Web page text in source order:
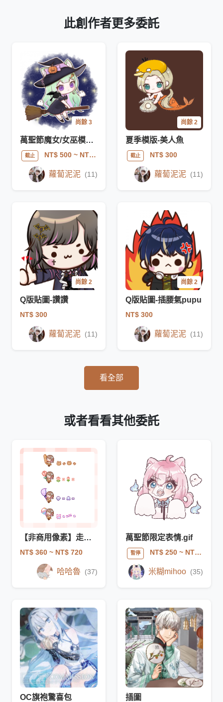
此創作者更多委託
尚餘 3
萬聖節魔女/女巫模板(商用)
截止 NT$ 500~ NT$ 600
蘿蔔泥泥 (11)
尚餘 2
夏季模版-美人魚
截止 NT$ 300
蘿蔔泥泥 (11)
尚餘 2
Q版貼圖-讚讚
NT$ 300
蘿蔔泥泥 (11)
尚餘 2
Q版貼圖-插腰氣pupu
NT$ 300
蘿蔔泥泥 (11)
看全部
或者看看其他委託
【非商用像素】走走小Q人像素
NT$ 360 ~ NT$ 720
哈哈魯 (37)
萬聖節限定表情.gif
暫停 NT$ 250~ NT$ 500
米糊mihoo (35)
OC旗袍驚喜包 插圖